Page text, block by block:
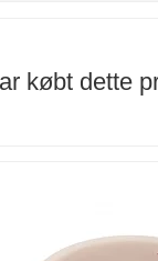
købt dette